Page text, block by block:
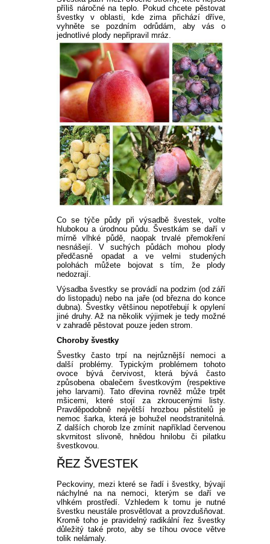
příliš náročné na teplo. Pokud chcete pěstovat
švestky v oblasti, kde zima přichází dříve,
vyhněte se pozdním odrůdám, aby vás o
jednotlivé plody nepřipravil mráz.
Co se týče půdy při výsadbě švestek, volte
hlubokou a úrodnou půdu. Švestkám se daří v
mírně vlhké půdě, naopak trvalé přemokření
nesnášejí. V suchých půdách mohou plody
předčasně opadat a ve velmi studených
polohách můžete bojovat s tím, že plody
nedozrají.
Výsadba švestky se provádí na podzim (od září
do listopadu) nebo na jaře (od března do konce
dubna). Švestky většinou nepotřebují k opylení
jiné druhy. Až na několik výjimek je tedy možné
v zahradě pěstovat pouze jeden strom.
Choroby švestky
Švestky často trpí na nejrůznější nemoci a
další problémy. Typickým problémem tohoto
ovoce bývá červivost, která bývá často
způsobena obalečem švestkovým (respektive
jeho larvami). Tato dřevina rovněž může trpět
mšicemi, které stojí za zkroucenými listy.
Pravděpodobně největší hrozbou pěstitelů je
nemoc šarka, která je bohužel neodstranitelná.
Z dalších chorob lze zmínit například červenou
skvrnitost slivoně, hnědou hnilobu či pilatku
švestkovou.
ŘEZ ŠVESTEK
Peckoviny, mezi které se řadí i švestky, bývají
náchylné na na nemoci, kterým se daří ve
vlhkém prostředí. Vzhledem k tomu je nutné
švestku neustále prosvětlovat a provzdušňovat.
Kromě toho je pravidelný radikální řez švestky
důležitý také proto, aby se tíhou ovoce větve
tolik nelámaly.